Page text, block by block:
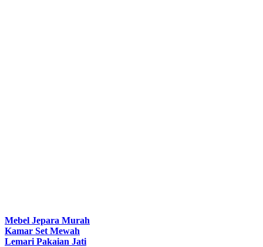
Mebel Jepara Murah
Kamar Set Mewah
Lemari Pakaian Jati